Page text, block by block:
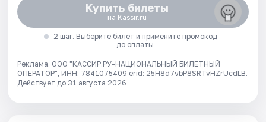
Купить билеты
на Kassir.ru
2 шаг. Выберите билет и примените промокод
до оплаты
Реклама. ООО "КАССИР.РУ-НАЦИОНАЛЬНЫЙ БИЛЕТНЫЙ
ОПЕРАТОР", ИНН: 7841075409 erid: 25H8d7vbP8SRTvHZrUcdLB.
Действует до 31 августа 2026